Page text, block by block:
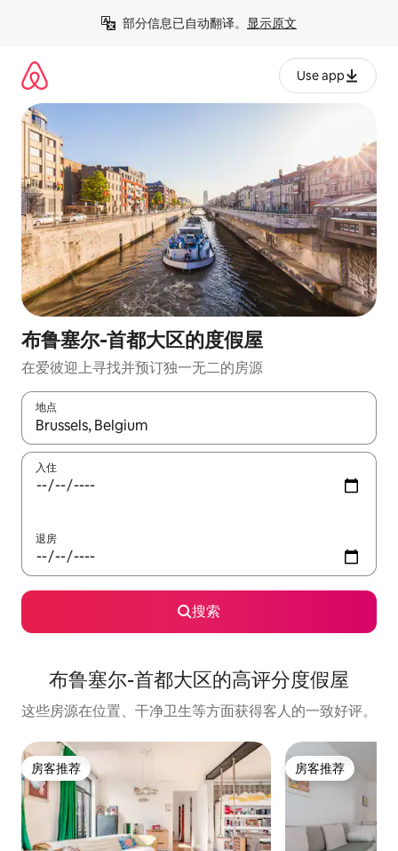
部分信息已自动翻译。 显示原文
Use app
布鲁塞尔-首都大区的度假屋
在爱彼迎上寻找并预订独一无二的房源
地点
如有搜索结果，请使用上下方向键查看，或通过点击或滑动手势
入住
退房
搜索
布鲁塞尔-首都大区的高评分度假屋
这些房源在位置、干净卫生等方面获得客人的一致好评。
房客推荐
房客推荐 房客推荐
房客推荐